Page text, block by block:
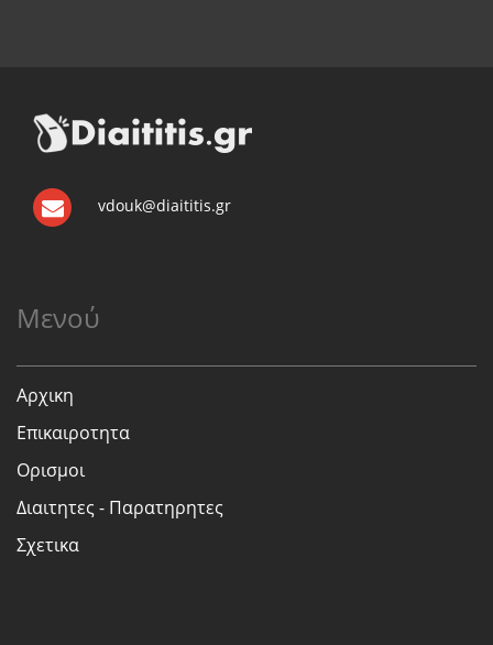
vdouk@diaititis.gr
Μενού
Αρχικη
Επικαιροτητα
Ορισμοι
Διαιτητες - Παρατηρητες
Σχετικα